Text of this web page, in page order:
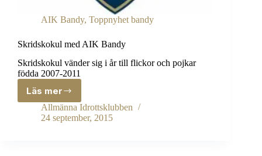
AIK Bandy, Toppnyhet bandy
Skridskokul med AIK Bandy
Skridskokul vänder sig i år till flickor och pojkar
födda 2007-2011
Läs merSkridskokul
med
AIK
Allmänna Idrottsklubben
24 september, 2015